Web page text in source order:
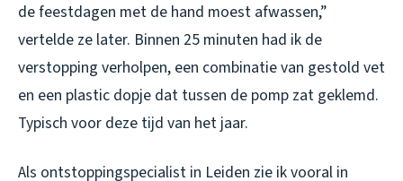
de feestdagen met de hand moest afwassen,”
vertelde ze later. Binnen 25 minuten had ik de
verstopping verholpen, een combinatie van gestold vet
en een plastic dopje dat tussen de pomp zat geklemd.
Typisch voor deze tijd van het jaar.
Als ontstoppingspecialist in Leiden zie ik vooral in